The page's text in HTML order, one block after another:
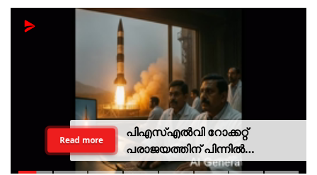
പിഎസ്എല്‍വി റോക്കറ്റ്
പരാജയത്തിന് പിന്നില്‍
ഐഎസ്ആര്‍ഒയിലെ ഉന്നത
Read more